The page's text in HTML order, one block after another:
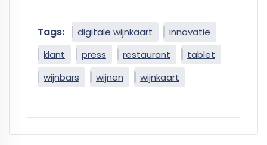
Tags: digitale wijnkaart
innovatie
klant
press restaurant
tablet
wijnbars
wijnen wijnkaart